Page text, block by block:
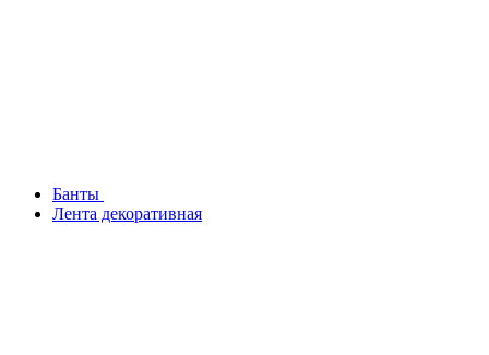
Банты
Лента декоративная